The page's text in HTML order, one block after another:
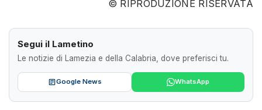
© RIPRODUZIONE RISERVATA
Segui il Lametino
Le notizie di Lamezia e della Calabria, dove preferisci tu.
Google News WhatsApp